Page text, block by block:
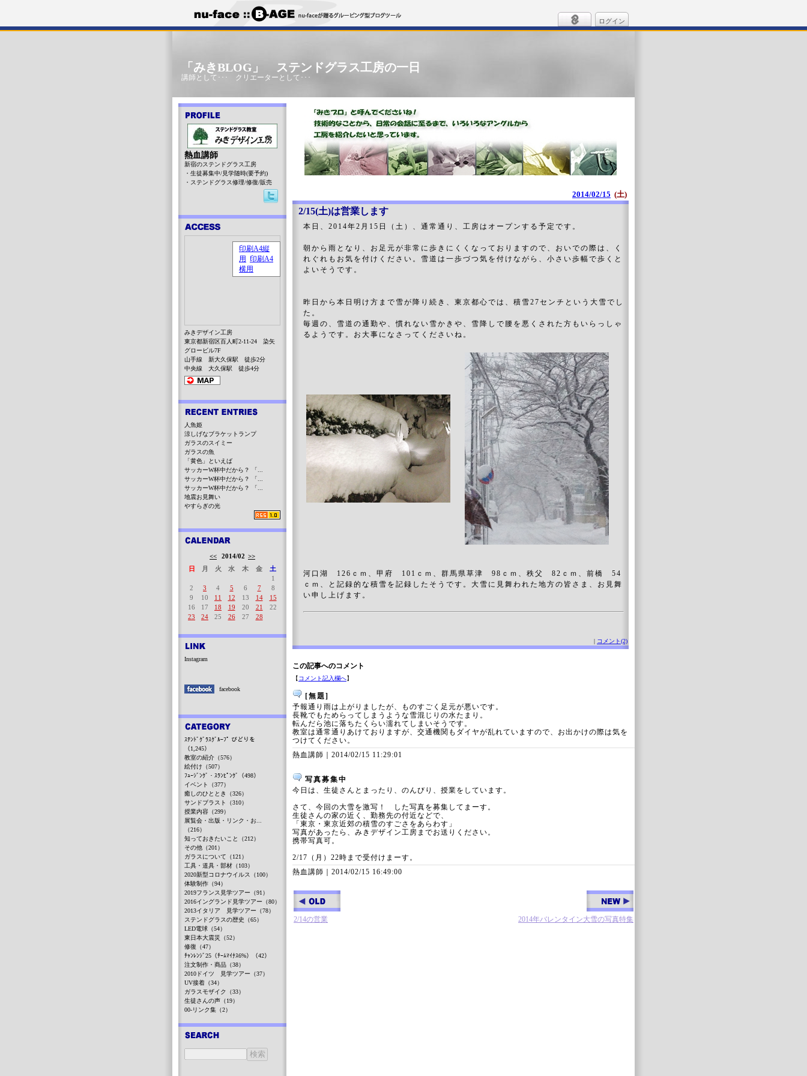
ログイン
「みきBLOG」 ステンドグラス工房の一日
講師として･･･ クリエーターとして･･･
2014/02/15 (土)
2/15(土)は営業します
本日、2014年2月15日（土）、通常通り、工房はオープンする予定です。
朝から雨となり、お足元が非常に歩きにくくなっておりますので、おいでの際は、く
れぐれもお気を付けください。雪道は一歩づつ気を付けながら、小さい歩幅で歩くと
よいそうです。
昨日から本日明け方まで雪が降り続き、東京都心では、積雪27センチという大雪でし
た。
毎週の、雪道の通勤や、慣れない雪かきや、雪降しで腰を悪くされた方もいらっしゃ
るようです。お大事になさってくださいね。
河口湖 126ｃｍ、甲府 101ｃｍ、群馬県草津 98ｃｍ、秩父 82ｃｍ、前橋 54
ｃｍ、と記録的な積雪を記録したそうです。大雪に見舞われた地方の皆さま、お見舞
い申し上げます。
| コメント(2)
この記事へのコメント
【コメント記入欄へ】
[無題]
予報通り雨は上がりましたが、ものすごく足元が悪いです。
長靴でもためらってしまうような雪混じりの水たまり。
転んだら池に落ちたくらい濡れてしまいそうです。
教室は通常通りあけておりますが、交通機関もダイヤが乱れていますので、お出かけの際は気を
つけてください。
熱血講師｜ 2014/02/15 11:29:01
写真募集中
今日は、生徒さんとまったり、のんびり、授業をしています。
さて、今回の大雪を激写！ した写真を募集してまーす。
生徒さんの家の近く、勤務先の付近などで、
「東京・東京近郊の積雪のすごさをあらわす」
写真があったら、みきデザイン工房までお送りください。
携帯写真可。
2/17（月）22時まで受付けまーす。
熱血講師｜ 2014/02/15 16:49:00
2/14の営業 2014年バレンタイン大雪の写真特集
熱血講師
新宿のステンドグラス工房
・生徒募集中/見学随時(要予約)
・ステンドグラス修理/修復/販売
みきデザイン工房
東京都新宿区百人町2-11-24 染矢
グロービル7F
山手線 新大久保駅 徒歩2分
中央線 大久保駅 徒歩4分
人魚姫
涼しげなブラケットランプ
ガラスのスイミー
ガラスの魚
「黄色」といえば
サッカーW杯中だから？ 「...
サッカーW杯中だから？ 「...
サッカーW杯中だから？ 「...
地震お見舞い
やすらぎの光
<< 2014/02 >>
日
月 火 水 木 金
土
1
2
3 4 5 6 7
8
9
10 11 12 13 14
15
16
17 18 19 20 21
22
23
24 25 26 27 28
Instagram
facebook
ｽﾃﾝﾄﾞｸﾞﾗｽｸﾞﾙｰﾌﾟ びどりを
（1,245）
教室の紹介（576）
絵付け（507）
ﾌｭｰｼﾞﾝｸﾞ・ｽﾗﾝﾋﾟﾝｸﾞ（498）
イベント（377）
癒しのひととき（326）
サンドブラスト（310）
授業内容（299）
展覧会・出版・リンク・お...
（216）
知っておきたいこと（212）
その他（201）
ガラスについて（121）
工具・道具・部材（103）
2020新型コロナウイルス（100）
体験制作（94）
2019フランス見学ツアー（91）
2016イングランド見学ツアー（80）
2013イタリア 見学ツアー（78）
ステンドグラスの歴史（65）
LED電球（54）
東日本大震災（52）
修復（47）
ﾁｬﾝﾚﾝｼﾞ25（ﾁｰﾑﾏｲﾅｽ6%）（42）
注文制作・商品（38）
2010ドイツ 見学ツアー（37）
UV接着（34）
ガラスモザイク（33）
生徒さんの声（19）
00-リンク集（2）